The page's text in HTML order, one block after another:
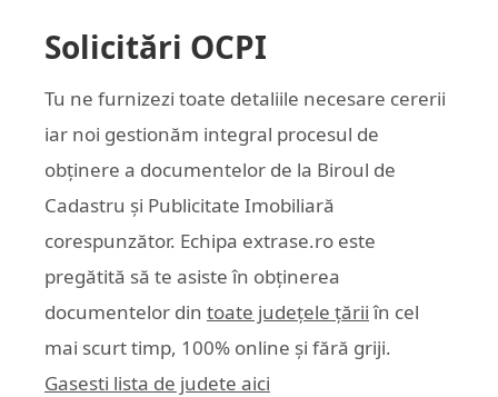
Solicitări OCPI
Tu ne furnizezi toate detaliile necesare cererii
iar noi gestionăm integral procesul de
obținere a documentelor de la Biroul de
Cadastru și Publicitate Imobiliară
corespunzător. Echipa extrase.ro este
pregătită să te asiste în obținerea
documentelor din toate județele țării în cel
mai scurt timp, 100% online și fără griji.
Gasesti lista de judete aici